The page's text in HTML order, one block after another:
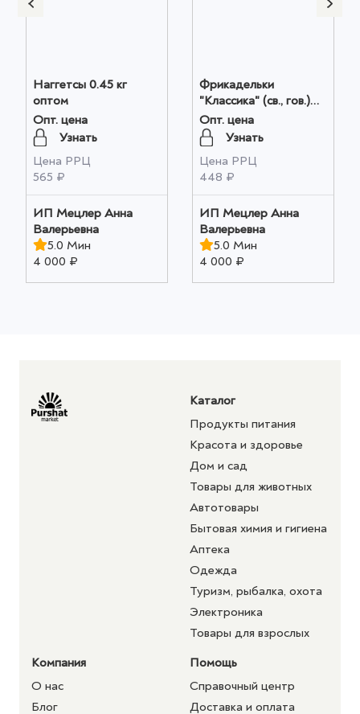
Наггетсы 0.45 кг
оптом
Опт. цена
Узнать
Цена РРЦ
565 ₽
ИП Мецлер Анна
Валерьевна
5.0 Мин
4 000 ₽
Фрикадельки
"Классика" (св., гов.)
0.45 кг оптом
Опт. цена
Узнать
Цена РРЦ
448 ₽
ИП Мецлер Анна
Валерьевна
5.0 Мин
4 000 ₽
Каталог
Продукты питания
Красота и здоровье
Дом и сад
Товары для животных
Автотовары
Бытовая химия и гигиена
Аптека
Одежда
Туризм, рыбалка, охота
Электроника
Товары для взрослых
Компания
О нас
Блог
Помощь
Справочный центр
Доставка и оплата